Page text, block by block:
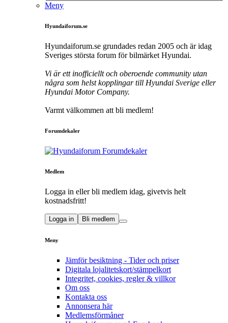
Meny
Hyundaiforum.se
Hyundaiforum.se grundades redan 2005 och är idag
Sveriges största forum för bilmärket Hyundai.
Vi är ett inofficiellt och oberoende community utan
några som helst kopplingar till Hyundai Sverige eller
Hyundai Motor Company.
Varmt välkommen att bli medlem!
Forumdekaler
Medlem
Logga in eller bli medlem idag, givetvis helt
kostnadsfritt!
Logga in Bli medlem
Meny
Jämför besiktning - Tider och priser
Digitala lojalitetskort/stämpelkort
Integritet, cookies, regler & villkor
Om oss
Kontakta oss
Annonsera här
Medlemsförmåner